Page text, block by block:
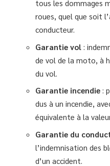
tous les dommages
roues, quel que soit
conducteur.
Garantie vol :
de vol de la moto, à
du vol.
Garantie incendie :
dus à un incendie,
équivalente à la
Garantie du
l’indemnisation des
d’un accident.